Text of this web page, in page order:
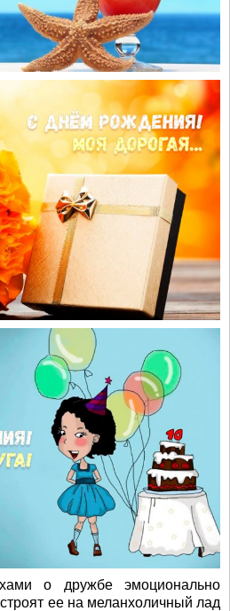
о дружбе эмоционально
ее на меланхоличный лад